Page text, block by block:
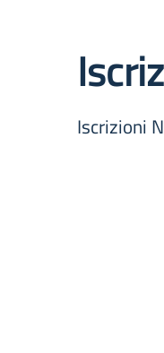
Iscrizioni